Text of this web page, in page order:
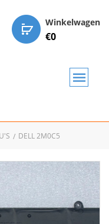
Winkelwagen
€0
DELL 2M0C5